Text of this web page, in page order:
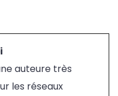
auteure très
les réseaux